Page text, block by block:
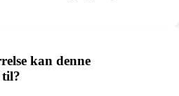
kan denne
til?